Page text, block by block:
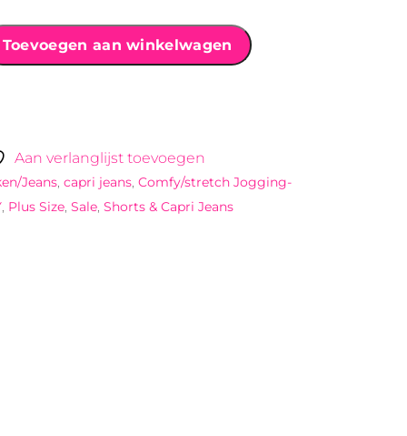
Toevoegen aan winkelwagen
Aan verlanglijst toevoegen
Jeans,capri jeans,Comfy/stretch Jogging-
, Plus Size,Sale,Shorts & Capri Jeans